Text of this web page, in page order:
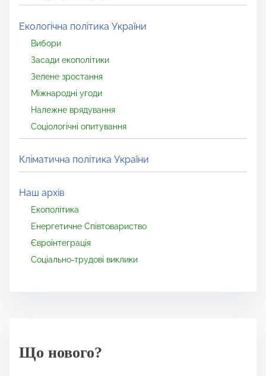
Екологічна політика України
Вибори
Засади екополітики
Зелене зростання
Міжнародні угоди
Належне врядування
Соціологічні опитування
Кліматична політика України
Наш архів
Екополітика
Енергетичне Співтовариство
Євроінтеграція
Соціально-трудові виклики
Що нового?